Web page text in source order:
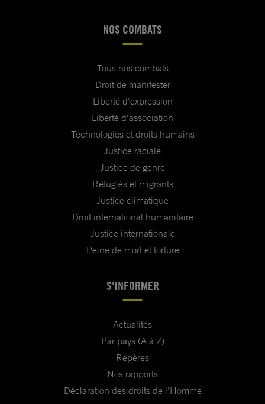
NOS COMBATS
Tous nos combats
Droit de manifester
Liberté d'expression
Liberté d'association
Technologies et droits humains
Justice raciale
Justice de genre
Réfugiés et migrants
Justice climatique
Droit international humanitaire
Justice internationale
Peine de mort et torture
S'INFORMER
Actualités
Par pays (A à Z)
Repères
Nos rapports
Déclaration des droits de l'Homme